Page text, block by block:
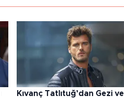
Kıvanç Tatlıtuğ’dan Gezi ve